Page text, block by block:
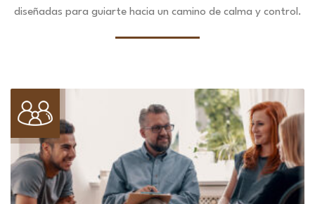
diseñadas para guiarte hacia un camino de calma y control.